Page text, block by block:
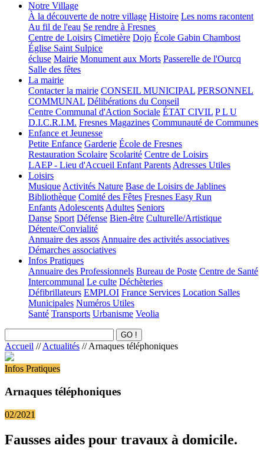
Notre Village
À la découverte de notre village Histoire Les noms racontent
Au fil de l'eau Se rendre à Fresnes
Centre de Loisirs Cimetière Dojo École Gabin Chambost
Église Saint Sulpice
écluse Mairie Monument aux Morts Passerelle de l'Ourcq
Salle des fêtes
La mairie
Contacter la mairie CONSEIL MUNICIPAL PERSONNEL
COMMUNAL Délibérations du Conseil
Centre Communal d'Action Sociale ÉTAT CIVIL P L U
D.I.C.R.I.M. Fresnes Magazines Communauté de Communes
Enfance et Jeunesse
Petite Enfance Garderie École de Fresnes
Restauration Scolaire Scolarité Centre de Loisirs
LAEP - Lieu d'Accueil Enfant ParentsAdresses Utiles
Loisirs
MusiqueActivités Nature Base de Loisirs de Jablines
Bibliothèque Comité des Fêtes Fresnes Easy Run
EnfantsAdolescentsAdultes Seniors
Danse Sport Défense Bien-être Culturelle/Artistique
Détente/Convialité
Annuaire des assosAnnuaire des activités associatives
Démarches associatives
Infos Pratiques
Annuaire des Professionnels Bureau de Poste Centre de Santé
Intercommunal Le culte Déchèteries
Défibrillateurs EMPLOI France Services Location Salles
Municipales Numéros Utiles
Santé Transports Urbanisme Veolia
Accueil //Actualités //Arnaques téléphoniques
Infos Pratiques
Arnaques téléphoniques
02/2021
Fausses aides pour travaux à domicile.